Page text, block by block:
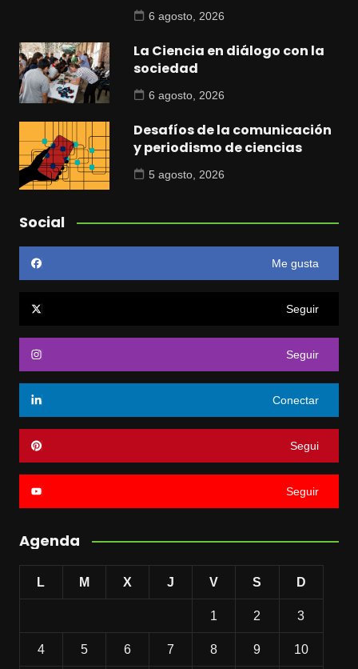
6 agosto, 2026
La Ciencia en diálogo con la
sociedad
6 agosto, 2026
Desafíos de la comunicación
y periodismo de ciencias
5 agosto, 2026
Social
Me gusta
Seguir
Seguir
Conectar
Segui
Seguir
Agenda
L M X J V S D
1 2 3
4 5 6 7 8 9 10